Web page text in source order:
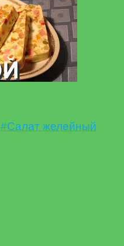
желейный